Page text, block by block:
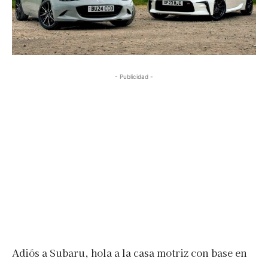
- Publicidad -
Adiós a Subaru, hola a la casa motriz con base en